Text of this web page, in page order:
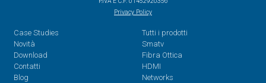
Privacy Policy
Case Studies
Novità
Download
Contatti
Blog
Tutti i prodotti
Smatv
Fibra Ottica
HDMI
Networks